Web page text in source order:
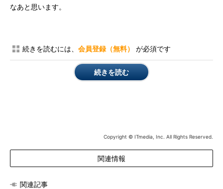
なあと思います。
続きを読むには、 会員登録（無料） が必須です
続きを読む
Copyright © ITmedia, Inc. All Rights Reserved.
関連情報
関連記事